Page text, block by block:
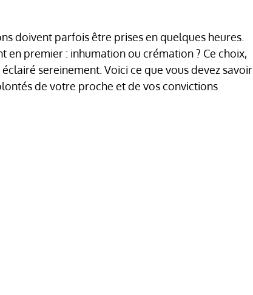
doivent parfois être prises en quelques heures.
en premier : inhumation ou crémation ? Ce choix,
sereinement. Voici ce que vous devez savoir
de votre proche et de vos convictions